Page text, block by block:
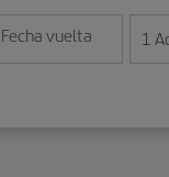
día/mes/año
Fecha vuelta
la fecha en 1